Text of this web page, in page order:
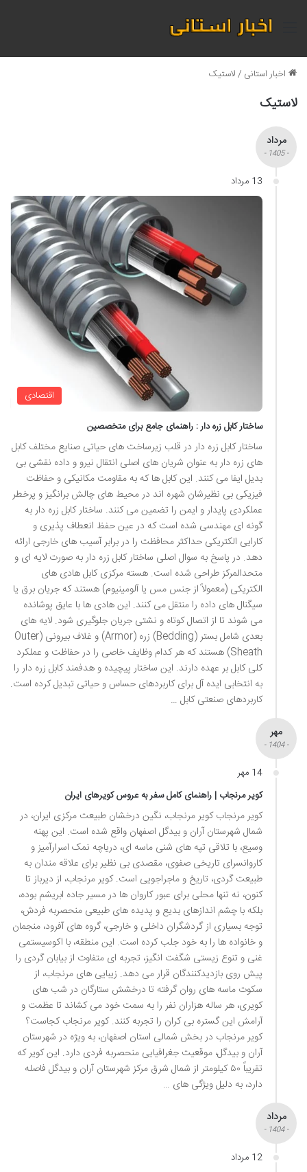
منو
اخبار استانی /لاستیک
لاستیک
مرداد
- 1405 -
13 مرداد
اقتصادی
ساختار کابل زره دار : راهنمای جامع برای متخصصین
ساختار کابل زره دار در قلب زیرساخت های حیاتی صنایع مختلف کابل
های زره دار به عنوان شریان های اصلی انتقال نیرو و داده نقشی بی
بدیل ایفا می کنند. این کابل ها که به مقاومت مکانیکی و حفاظت
فیزیکی بی نظیرشان شهره اند در محیط های چالش برانگیز و پرخطر
عملکردی پایدار و ایمن را تضمین می کنند. ساختار کابل زره دار به
گونه ای مهندسی شده است که در عین حفظ انعطاف پذیری و
کارایی الکتریکی حداکثر محافظت را در برابر آسیب های خارجی ارائه
دهد. در پاسخ به سوال اصلی ساختار کابل زره دار به صورت لایه ای و
متحدالمرکز طراحی شده است. هسته مرکزی کابل هادی های
الکتریکی (معمولاً از جنس مس یا آلومینیوم) هستند که جریان برق یا
سیگنال های داده را منتقل می کنند. این هادی ها با عایق پوشانده
می شوند تا از اتصال کوتاه و نشتی جریان جلوگیری شود. لایه های
بعدی شامل بستر (Bedding) زره (Armor) و غلاف بیرونی (Outer
Sheath) هستند که هر کدام وظایف خاصی را در حفاظت و عملکرد
کلی کابل بر عهده دارند. این ساختار پیچیده و هدفمند کابل زره دار را
به انتخابی ایده آل برای کاربردهای حساس و حیاتی تبدیل کرده است.
کاربردهای صنعتی کابل …
مهر
- 1404 -
14 مهر
کویر مرنجاب | راهنمای کامل سفر به عروس کویرهای ایران
کویر مرنجاب کویر مرنجاب، نگین درخشان طبیعت مرکزی ایران، در
شمال شهرستان آران و بیدگل اصفهان واقع شده است. این پهنه
وسیع، با تلاقی تپه های شنی ماسه ای، دریاچه نمک اسرارآمیز و
کاروانسرای تاریخی صفوی، مقصدی بی نظیر برای علاقه مندان به
طبیعت گردی، تاریخ و ماجراجویی است. کویر مرنجاب، از دیرباز تا
کنون، نه تنها محلی برای عبور کاروان ها در مسیر جاده ابریشم بوده،
بلکه با چشم اندازهای بدیع و پدیده های طبیعی منحصربه فردش،
توجه بسیاری از گردشگران داخلی و خارجی، گروه های آفرود، منجمان
و خانواده ها را به خود جلب کرده است. این منطقه، با اکوسیستمی
غنی و تنوع زیستی شگفت انگیز، تجربه ای متفاوت از بیابان گردی را
پیش روی بازدیدکنندگان قرار می دهد. زیبایی های مرنجاب، از
سکوت ماسه های روان گرفته تا درخشش ستارگان در شب های
کویری، هر ساله هزاران نفر را به سمت خود می کشاند تا عظمت و
آرامش این گستره بی کران را تجربه کنند. کویر مرنجاب کجاست؟
کویر مرنجاب در بخش شمالی استان اصفهان، به ویژه در شهرستان
آران و بیدگل، موقعیت جغرافیایی منحصربه فردی دارد. این کویر که
تقریباً ۵۰ کیلومتر از شمال شرق مرکز شهرستان آران و بیدگل فاصله
دارد، به دلیل ویژگی های …
مرداد
- 1404 -
12 مرداد